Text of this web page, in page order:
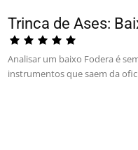
Trinca de Ases:
Analisar um baixo Fodera é
instrumentos que saem da